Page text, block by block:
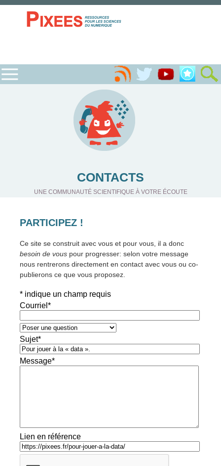
CONTACTS
UNE COMMUNAUTÉ SCIENTIFIQUE À VOTRE ÉCOUTE
PARTICIPEZ !
Ce site se construit avec vous et pour vous, il a donc
besoin de vous pour progresser: selon votre message
nous rentrerons directement en contact avec vous ou co-
publierons ce que vous proposez.
* indique un champ requis
Courriel *
Sujet*
Message*
Lien en référence